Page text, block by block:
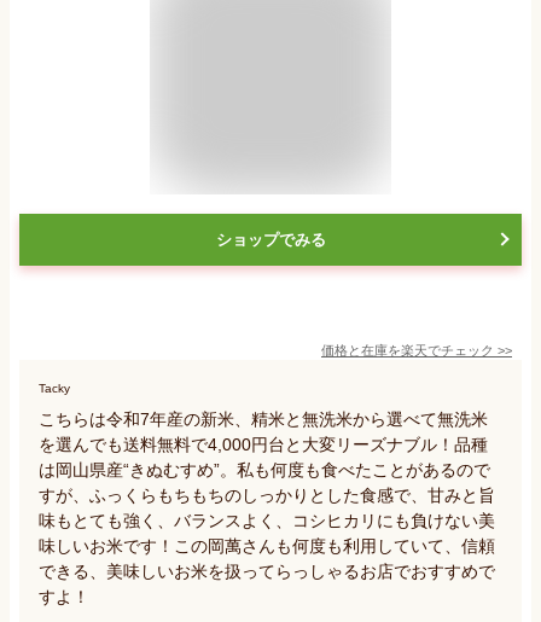
ショップでみる
価格と在庫を楽天でチェック >>
Tacky
こちらは令和7年産の新米、精米と無洗米から選べて無洗米
を選んでも送料無料で4,000円台と大変リーズナブル！品種
は岡山県産“きぬむすめ”。私も何度も食べたことがあるので
すが、ふっくらもちもちのしっかりとした食感で、甘みと旨
味もとても強く、バランスよく、コシヒカリにも負けない美
味しいお米です！この岡萬さんも何度も利用していて、信頼
できる、美味しいお米を扱ってらっしゃるお店でおすすめで
すよ！